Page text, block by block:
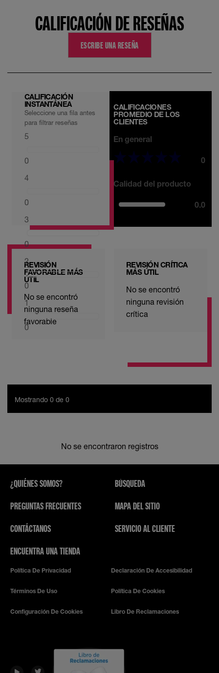
CALIFICACIÓN DE RESEÑAS
ESCRIBE UNA RESEÑA
CALIFICACIÓN
INSTANTÁNEA
Seleccione una fila antes
para filtrar reseñas
5
0
4
0
3
0
2
0
1
0
CALIFICACIONES
PROMEDIO DE LOS
CLIENTES
En general
0
Calidad del producto
0.0
REVISIÓN
FAVORABLE MÁS
ÚTIL
No se encontró
ninguna reseña
favorable
REVISIÓN CRÍTICA
MÁS ÚTIL
No se encontró
ninguna revisión
crítica
Mostrando 0 de 0
No se encontraron registros
¿QUIÉNES SOMOS?
PREGUNTAS FRECUENTES
CONTÁCTANOS
ENCUENTRA UNA TIENDA
BÚSQUEDA
MAPA DEL SITIO
SERVICIO AL CLIENTE
Política De Privacidad Declaración De Accesibilidad
Términos De Uso Política De Cookies
Configuración De Cookies Libro De Reclamaciones